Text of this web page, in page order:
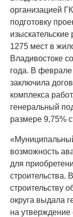
организацией
подготовку
1275 мест в
Владивостоке
года. В феврале
заключила
комплекса
генеральный
размере 9,75%
возможность
для
строительства.
строительству
округа выдала
на